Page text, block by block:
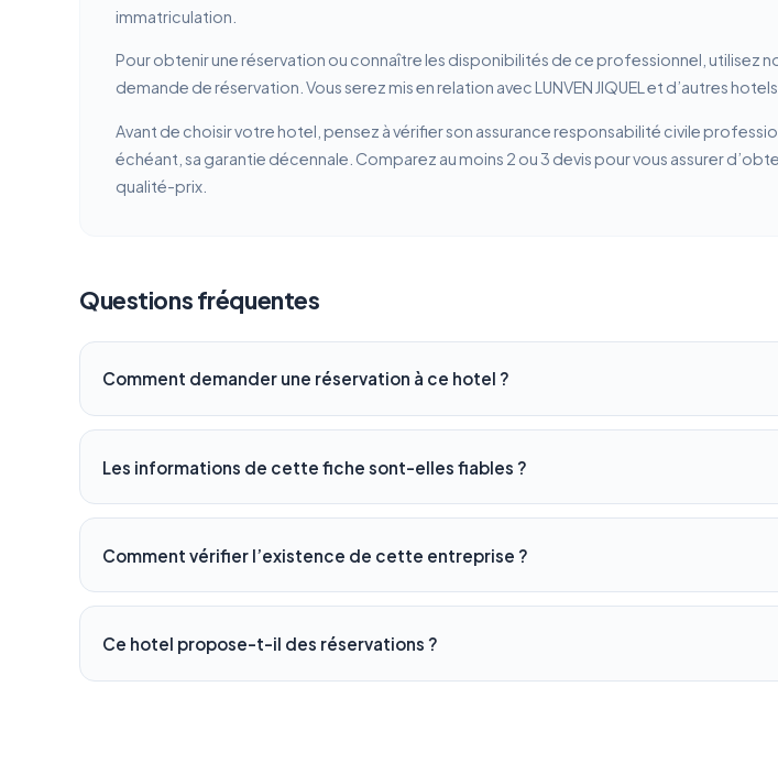
immatriculation.
Pour obtenir une réservation ou connaître les disponibilités de ce professionnel, utilisez
demande de réservation. Vous serez mis en relation avec LUNVEN JIQUEL et d’autres
Avant de choisir votre hotel, pensez à vérifier son assurance responsabilité civile
échéant, sa garantie décennale. Comparez au moins 2 ou 3 devis pour vous assurer
qualité-prix.
Questions fréquentes
Comment demander une réservation à ce hotel ?
Les informations de cette fiche sont-elles fiables ?
Comment vérifier l’existence de cette entreprise ?
Ce hotel propose-t-il des réservations ?